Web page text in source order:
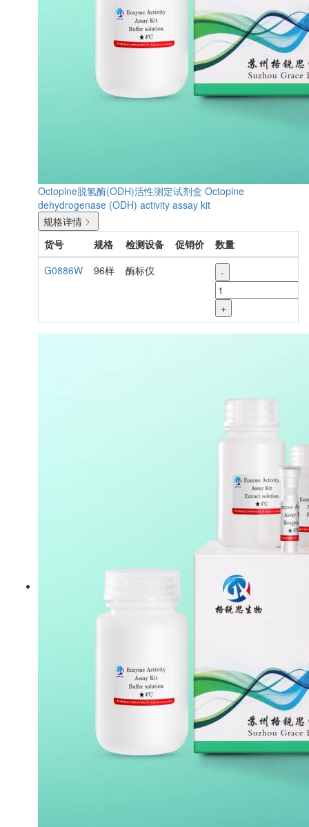
Octopine脱氢酶(ODH)活性测定试剂盒 Octopine
dehydrogenase (ODH) activity assay kit
规格详情
货号
规格 检测设备 促销价
数量
G0886W
96样 酶标仪 -
+